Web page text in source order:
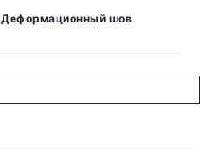
Деформационный шов